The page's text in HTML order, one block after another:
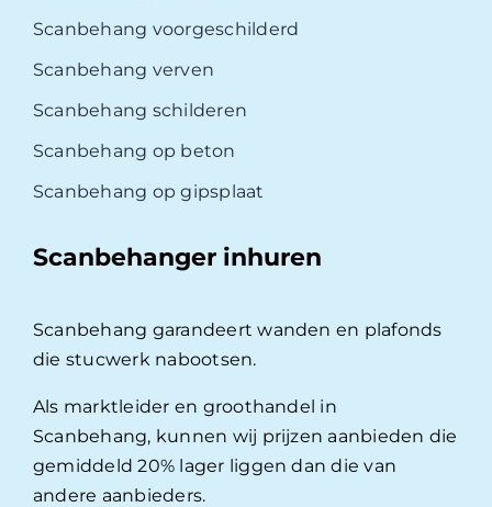
Scanbehang voorgeschilderd
Scanbehang verven
Scanbehang schilderen
Scanbehang op beton
Scanbehang op gipsplaat
Scanbehanger inhuren
Scanbehang garandeert wanden en plafonds
die stucwerk nabootsen.
Als marktleider en groothandel in
Scanbehang, kunnen wij prijzen aanbieden die
gemiddeld 20% lager liggen dan die van
andere aanbieders.